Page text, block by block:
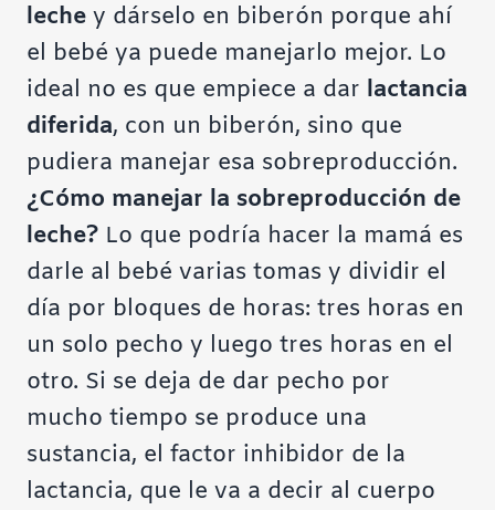
leche y dárselo en biberón porque ahí
el bebé ya puede manejarlo mejor. Lo
ideal no es que empiece a dar lactancia
diferida, con un biberón, sino que
pudiera manejar esa sobreproducción.
¿Cómo manejar la sobreproducción de
leche? Lo que podría hacer la mamá es
darle al bebé varias tomas y dividir el
día por bloques de horas: tres horas en
un solo pecho y luego tres horas en el
otro. Si se deja de dar pecho por
mucho tiempo se produce una
sustancia, el factor inhibidor de la
lactancia, que le va a decir al cuerpo